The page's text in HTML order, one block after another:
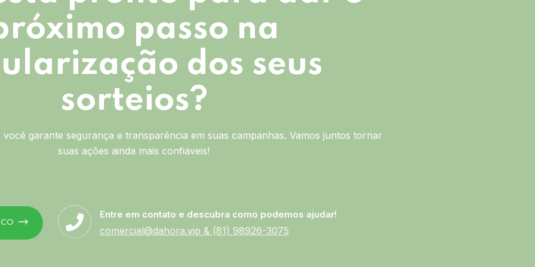
passo na
dos seus
sorteios?
garante segurança e transparência em suas campanhas. Vamos juntos tornar
suas ações ainda mais confiáveis!
Entre em contato e descubra como podemos ajudar!
comercial@dahora.vip & (81) 98926-3075